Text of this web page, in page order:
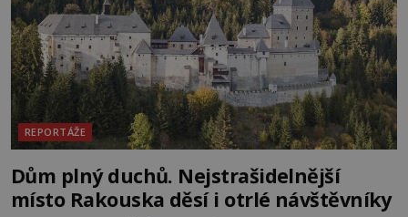
REPORTÁŽE
Dům plný duchů. Nejstrašidelnější
místo Rakouska děsí i otrlé návštěvníky